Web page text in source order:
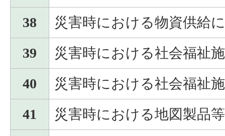
38
災害時における物資供給
39
災害時における社会福祉
40
災害時における社会福祉
41
災害時における地図製品